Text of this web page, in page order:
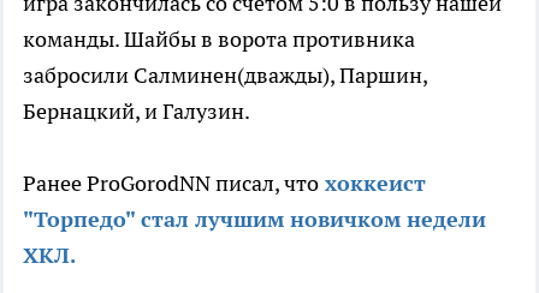
команды. Шайбы в ворота противника
забросили Салминен(дважды), Паршин,
Бернацкий, и Галузин.
Ранее ProGorodNN писал, что хоккеист
"Торпедо" стал лучшим новичком недели
ХКЛ.